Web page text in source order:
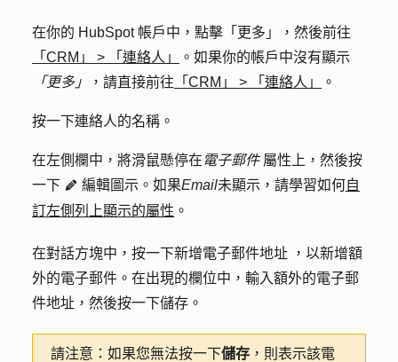
在你的 HubSpot 帳戶中，點擊 「更多」
，然後前往
「CRM」
> 「連絡人」
。如果你的帳戶中沒有顯示
「更多」
，請直接前往 「CRM」 > 「連絡人」 。
按一下連絡人的名稱 。
在左側欄中，將滑鼠懸停在 電子郵件 屬性上，然後按
一下 edit 編輯圖示 。如果Email未顯示，請學習如何自
訂左側列上顯示的屬性 。
在對話方塊中，按一下新增電子郵件地址 ，以新增額
外的電子郵件。在出現的欄位中，輸入額外的電子郵
件地址，然後按一下儲存 。
請注意： 如果您無法按一下儲存 ，則表示該電